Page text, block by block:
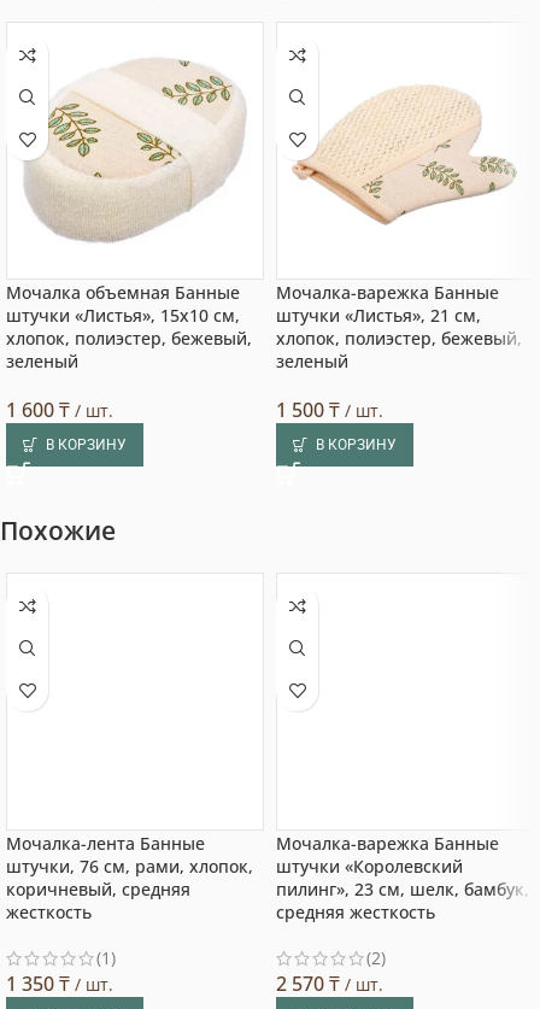
Мочалка объемная Банные
штучки «Листья», 15х10 см,
хлопок, полиэстер, бежевый,
зеленый
1 600₸ / шт.
В КОРЗИНУ
Мочалка-варежка Банные
штучки «Листья», 21 см,
хлопок, полиэстер, бежевый,
зеленый
1 500₸ / шт.
В КОРЗИНУ
Похожие
Мочалка-лента Банные
штучки, 76 см, рами, хлопок,
коричневый, средняя
жесткость
(1)
1 350₸ / шт.
Мочалка-варежка Банные
штучки «Королевский
пилинг», 23 см, шелк, бамбук,
средняя жесткость
(2)
2 570₸ / шт.